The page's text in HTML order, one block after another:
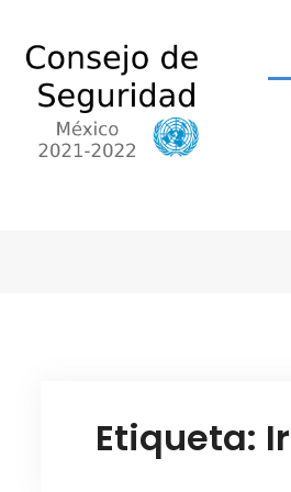
content
México
Etiqueta: